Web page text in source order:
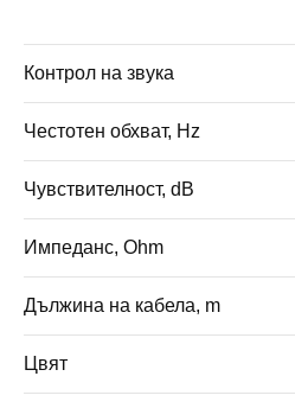
Контрол на звука
Честотен обхват, Hz
Чувствителност, dB
Импеданс, Ohm
Дължина на кабела, m
Цвят